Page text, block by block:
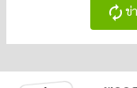
autorenew ข่